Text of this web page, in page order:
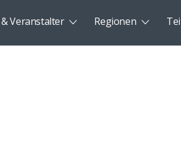
Veranstalter Regionen